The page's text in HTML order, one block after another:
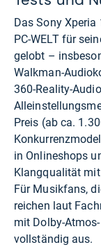
Das Sony
PC-WELT für
gelobt –
Walkman-
360-Reality-
Preis (ab ca.
in Onlineshops
Klangqualität
Für Musikfans,
reichen laut
mit Dolby-
vollständig aus.